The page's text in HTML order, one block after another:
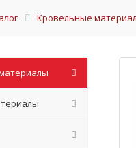
Кровельные